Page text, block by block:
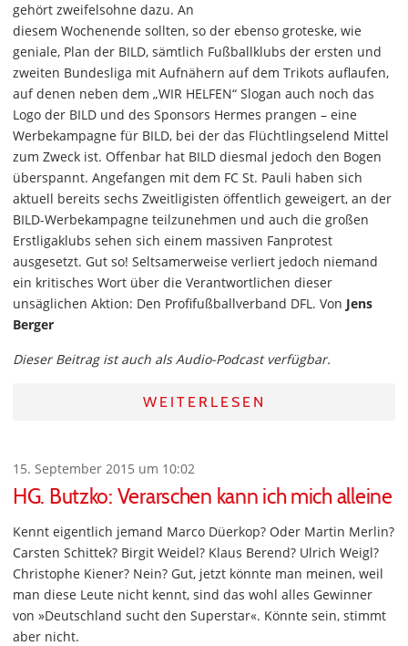
gehört zweifelsohne dazu. An
diesem Wochenende sollten, so der ebenso groteske, wie
geniale, Plan der BILD, sämtlich Fußballklubs der ersten und
zweiten Bundesliga mit Aufnähern auf dem Trikots auflaufen,
auf denen neben dem „WIR HELFEN“ Slogan auch noch das
Logo der BILD und des Sponsors Hermes prangen – eine
Werbekampagne für BILD, bei der das Flüchtlingselend Mittel
zum Zweck ist. Offenbar hat BILD diesmal jedoch den Bogen
überspannt. Angefangen mit dem FC St. Pauli haben sich
aktuell bereits sechs Zweitligisten öffentlich geweigert, an der
BILD-Werbekampagne teilzunehmen und auch die großen
Erstligaklubs sehen sich einem massiven Fanprotest
ausgesetzt. Gut so! Seltsamerweise verliert jedoch niemand
ein kritisches Wort über die Verantwortlichen dieser
unsäglichen Aktion: Den Profifußballverband DFL. Von Jens
Berger
Dieser Beitrag ist auch als Audio-Podcast verfügbar.
WEITERLESEN
15. September 2015 um 10:02
HG. Butzko: Verarschen kann ich mich alleine
Kennt eigentlich jemand Marco Düerkop? Oder Martin Merlin?
Carsten Schittek? Birgit Weidel? Klaus Berend? Ulrich Weigl?
Christophe Kiener? Nein? Gut, jetzt könnte man meinen, weil
man diese Leute nicht kennt, sind das wohl alles Gewinner
von »Deutschland sucht den Superstar«. Könnte sein, stimmt
aber nicht.